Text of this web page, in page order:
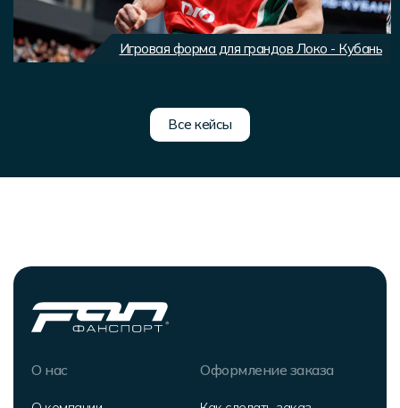
Игровая форма для грандов Локо - Кубань
Все кейсы
О нас Оформление заказа